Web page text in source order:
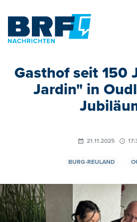
Gasthof seit 150
Jardin" in
21.11.2025
BURG-REULAND